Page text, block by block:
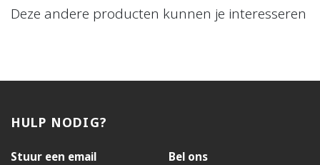
Deze andere producten kunnen je interesseren
HULP NODIG?
Stuur een email Bel ons